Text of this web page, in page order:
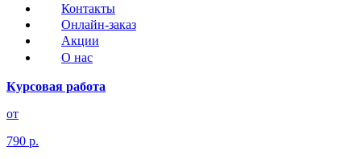
Контакты
Онлайн-заказ
Акции
О нас
Курсовая работа
от
790 р.